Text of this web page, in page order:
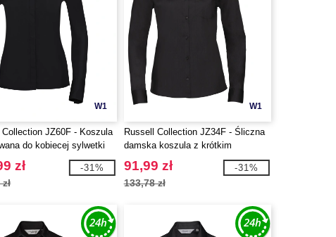
W1
Collection JZ60F - Koszula
do kobiecej sylwetki
zł -31%
W1
Russell Collection JZ34F - Śliczna
damska koszula z krótkim
rękawkiem
91,99 zł
133,78 zł
-31%